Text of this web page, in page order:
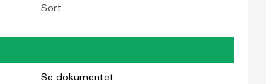
Sort
Se dokumentet